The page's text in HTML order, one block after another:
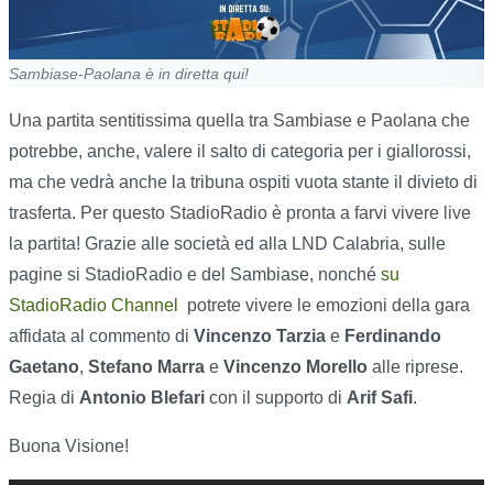
Sambiase-Paolana è in diretta qui!
Una partita sentitissima quella tra Sambiase e Paolana che
potrebbe, anche, valere il salto di categoria per i giallorossi,
ma che vedrà anche la tribuna ospiti vuota stante il divieto di
trasferta. Per questo StadioRadio è pronta a farvi vivere live
la partita! Grazie alle società ed alla LND Calabria, sulle
pagine si StadioRadio e del Sambiase, nonché su
StadioRadio Channel
potrete vivere le emozioni della gara
affidata al commento di Vincenzo Tarzia e Ferdinando
Gaetano, Stefano Marra e Vincenzo Morello alle riprese.
Regia di Antonio Blefari con il supporto di Arif Safi.
Buona Visione!